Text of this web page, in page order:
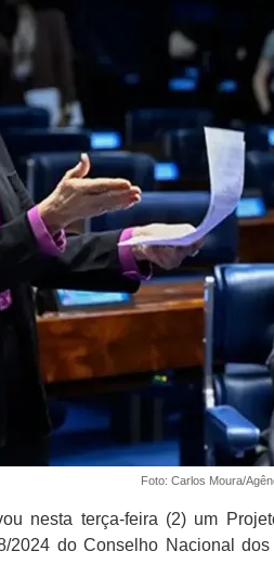
Foto: Carlos Moura/
nesta terça-feira (2) um
2024 do Conselho Nacional